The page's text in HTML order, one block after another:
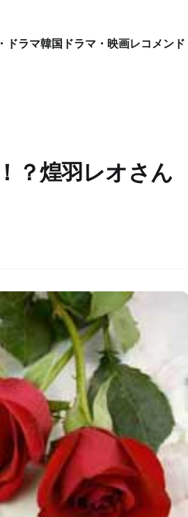
ドラマ韓国ドラマ・映画レコメンド
？煌羽レオさん